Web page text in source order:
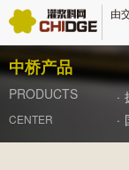
由
中桥产品
PRODUCTS
CENTER
·
·